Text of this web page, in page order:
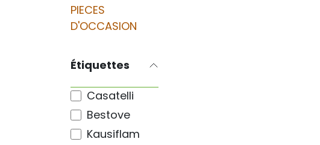
PIECES
D'OCCASION
Étiquettes
Casatelli
Bestove
Kausiflam